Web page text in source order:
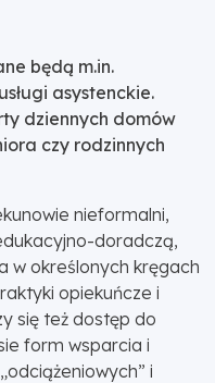
będą m.in.
asystenckie.
dziennych domów
czy rodzinnych
nieformalni,
doradczą,
w określonych kręgach
opiekuńcze i
się też dostęp do
form wsparcia i
i